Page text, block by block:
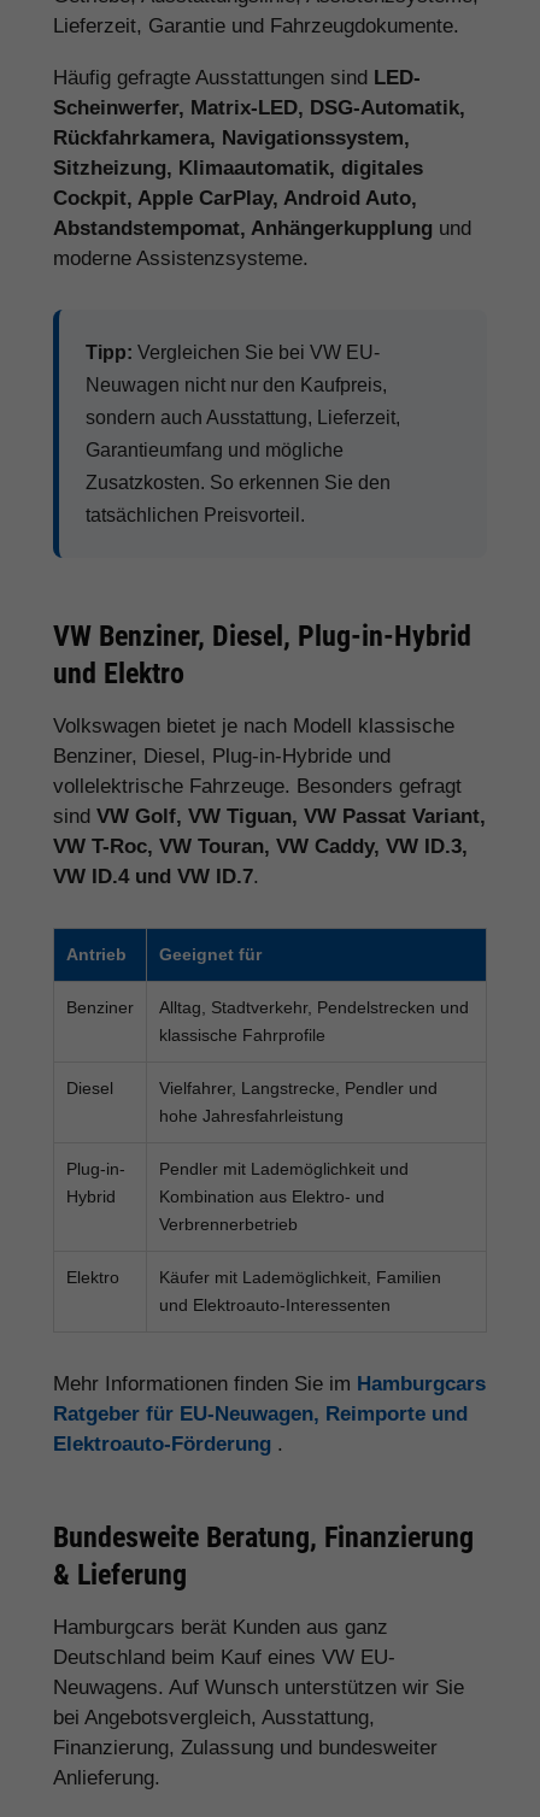
Lieferzeit, Garantie und Fahrzeugdokumente.
Häufig gefragte Ausstattungen sind LED-
Scheinwerfer, Matrix-LED, DSG-Automatik,
Rückfahrkamera, Navigationssystem,
Sitzheizung, Klimaautomatik, digitales
Cockpit, Apple CarPlay, Android Auto,
Abstandstempomat, Anhängerkupplung und
moderne Assistenzsysteme.
Tipp: Vergleichen Sie bei VW EU-
Neuwagen nicht nur den Kaufpreis,
sondern auch Ausstattung, Lieferzeit,
Garantieumfang und mögliche
Zusatzkosten. So erkennen Sie den
tatsächlichen Preisvorteil.
VW Benziner, Diesel, Plug-in-Hybrid
und Elektro
Volkswagen bietet je nach Modell klassische
Benziner, Diesel, Plug-in-Hybride und
vollelektrische Fahrzeuge. Besonders gefragt
sind VW Golf, VW Tiguan, VW Passat Variant,
VW T-Roc, VW Touran, VW Caddy, VW ID.3,
VW ID.4 und VW ID.7.
Antrieb Geeignet für
Benziner
Alltag, Stadtverkehr, Pendelstrecken und
klassische Fahrprofile
Diesel
Vielfahrer, Langstrecke, Pendler und
hohe Jahresfahrleistung
Plug-in-
Hybrid
Pendler mit Lademöglichkeit und
Kombination aus Elektro- und
Verbrennerbetrieb
Elektro
Käufer mit Lademöglichkeit, Familien
und Elektroauto-Interessenten
Mehr Informationen finden Sie im Hamburgcars
Ratgeber für EU-Neuwagen, Reimporte und
Elektroauto-Förderung .
Bundesweite Beratung, Finanzierung
& Lieferung
Hamburgcars berät Kunden aus ganz
Deutschland beim Kauf eines VW EU-
Neuwagens. Auf Wunsch unterstützen wir Sie
bei Angebotsvergleich, Ausstattung,
Finanzierung, Zulassung und bundesweiter
Anlieferung.